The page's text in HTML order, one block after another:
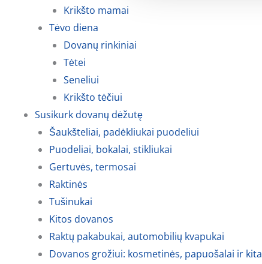
Krikšto mamai
Tėvo diena
Dovanų rinkiniai
Tėtei
Seneliui
Krikšto tėčiui
Susikurk dovanų dėžutę
Šaukšteliai, padėkliukai puodeliui
Puodeliai, bokalai, stikliukai
Gertuvės, termosai
Raktinės
Tušinukai
Kitos dovanos
Raktų pakabukai, automobilių kvapukai
Dovanos grožiui: kosmetinės, papuošalai ir kita